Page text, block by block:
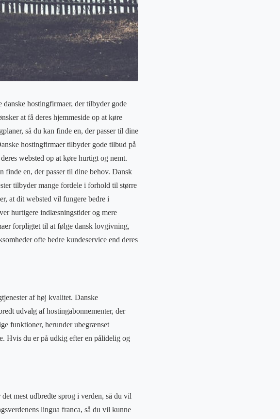
danske hostingfirmaer, der tilbyder gode
at få deres hjemmeside op at køre
så du kan finde en, der passer til dine
hostingfirmaer tilbyder gode tilbud på
websted op at køre hurtigt og nemt.
en, der passer til dine behov. Dansk
tilbyder mange fordele i forhold til større
at dit websted vil fungere bedre i
hurtigere indlæsningstider og mere
forpligtet til at følge dansk lovgivning,
ofte bedre kundeservice end deres
af høj kvalitet. Danske
udvalg af hostingabonnementer, der
funktioner, herunder ubegrænset
Hvis du er på udkig efter en pålidelig og
mest udbredte sprog i verden, så du vil
lingua franca, så du vil kunne